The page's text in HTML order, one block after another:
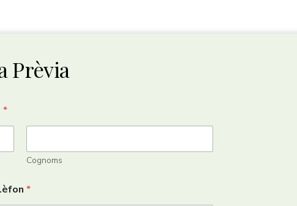
Prèvia
*
Cognoms
*